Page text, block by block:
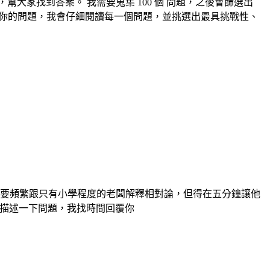
問題，我會仔細閱讀每一個問題，並挑選出最具挑戰性、
頻繁跟只有小學程度的老闆解釋相對論，但得在五分鐘讓他
述一下問題，我找時間回覆你